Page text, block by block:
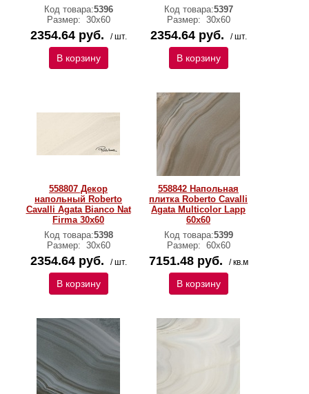
Код товара:5396
Размер: 30х60
2354.64 руб. / шт.
В корзину
Код товара:5397
Размер: 30х60
2354.64 руб. / шт.
В корзину
558807 Декор
напольный Roberto
Cavalli Agata Bianco Nat
Firma 30x60
Код товара:5398
Размер: 30х60
2354.64 руб. / шт.
В корзину
558842 Напольная
плитка Roberto Cavalli
Agata Multicolor Lapp
60x60
Код товара:5399
Размер: 60х60
7151.48 руб. / кв.м
В корзину